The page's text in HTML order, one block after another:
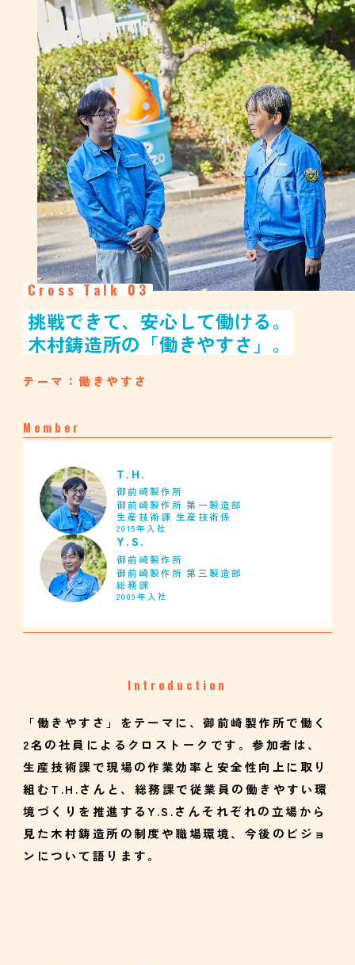
Cross Talk 03
挑戦できて、安心して働ける。
木村鋳造所の「働きやすさ」。
テーマ：働きやすさ
Member
T.H.
御前崎製作所
御前崎製作所 第一製造部
生産技術課 生産技術係
2015年入社
Y.S.
御前崎製作所
御前崎製作所 第三製造部
総務課
2009年入社
Introduction
「働きやすさ」をテーマに、御前崎製作所で働く
2名の社員によるクロストークです。参加者は、
生産技術課で現場の作業効率と安全性向上に取り
組むT.H.さんと、総務課で従業員の働きやすい環
境づくりを推進するY.S.さんそれぞれの立場から
見た木村鋳造所の制度や職場環境、今後のビジョ
ンについて語ります。